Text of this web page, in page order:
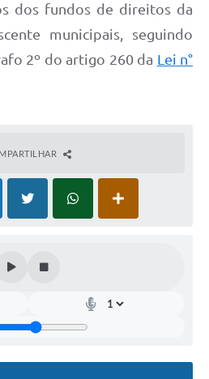
dos fundos de direitos da
municipais, seguindo
2º do artigo 260 da Lei n°